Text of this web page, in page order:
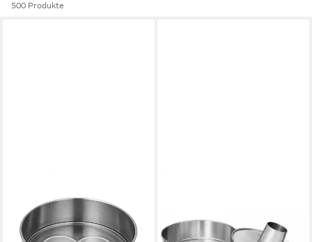
500 Produkte
Springform Kuchenform
Edelstahl Backform
unbeschichtet PFAS-frei 25
Edelstahl Backform
unbeschichtet PFAS-frei 25